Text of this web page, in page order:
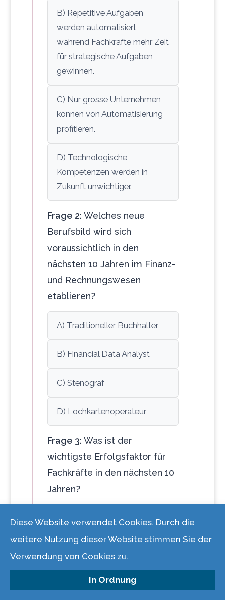
B) Repetitive Aufgaben
werden automatisiert,
während Fachkräfte mehr Zeit
für strategische Aufgaben
gewinnen.
C) Nur grosse Unternehmen
können von Automatisierung
profitieren.
D) Technologische
Kompetenzen werden in
Zukunft unwichtiger.
Frage 2: Welches neue
Berufsbild wird sich
voraussichtlich in den
nächsten 10 Jahren im Finanz-
und Rechnungswesen
etablieren?
A) Traditioneller Buchhalter
B) Financial Data Analyst
C) Stenograf
D) Lochkartenoperateur
Frage 3: Was ist der
wichtigste Erfolgsfaktor für
Fachkräfte in den nächsten 10
Jahren?
A) Ausschliessliche
Fähigkeiten
B) Kontinuierliche
Weiterbildung und Aneignung
Diese Website verwendet Cookies. Durch die
weitere Nutzung dieser Website stimmen Sie der
Verwendung von Cookies zu.
In Ordnung